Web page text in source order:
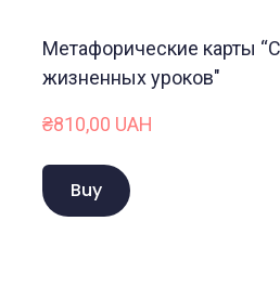
Метафорические карты
жизненных уроков"
₴810,00 UAH
Buy